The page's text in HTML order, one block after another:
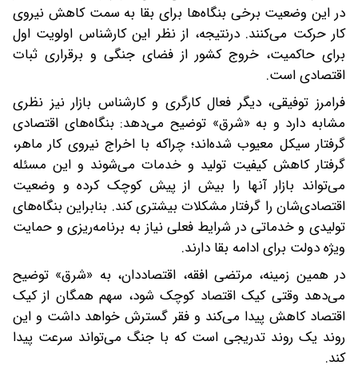
در این وضعیت برخی بنگاه‌ها برای بقا به سمت کاهش نیروی
کار حرکت می‌کنند. درنتیجه، از نظر این کارشناس اولویت اول
برای حاکمیت، خروج کشور از فضای جنگی و برقراری ثبات
اقتصادی است.
فرامرز توفیقی، دیگر فعال کارگری و کارشناس بازار نیز نظری
مشابه دارد و به «شرق» توضیح می‌دهد: بنگاه‌های اقتصادی
گرفتار سیکل معیوب شده‌اند؛ چرا‌که با اخراج نیروی کار ماهر،
گرفتار کاهش کیفیت تولید و خدمات می‌شوند و این مسئله
می‌تواند بازار آنها را بیش از پیش کوچک کرده و وضعیت
اقتصادی‌شان را گرفتار مشکلات بیشتری کند. بنابراین بنگاه‌های
تولیدی و خدماتی در شرایط فعلی نیاز به برنامه‌ریزی و حمایت
ویژه دولت برای ادامه بقا دارند.
در همین زمینه، مرتضی افقه، اقتصاددان، به «شرق» توضیح
می‌دهد وقتی کیک اقتصاد کوچک شود، سهم همگان از کیک
اقتصاد کاهش پیدا می‌کند و فقر گسترش خواهد داشت و این
روند یک روند تدریجی است که با جنگ می‌تواند سرعت پیدا
کند.